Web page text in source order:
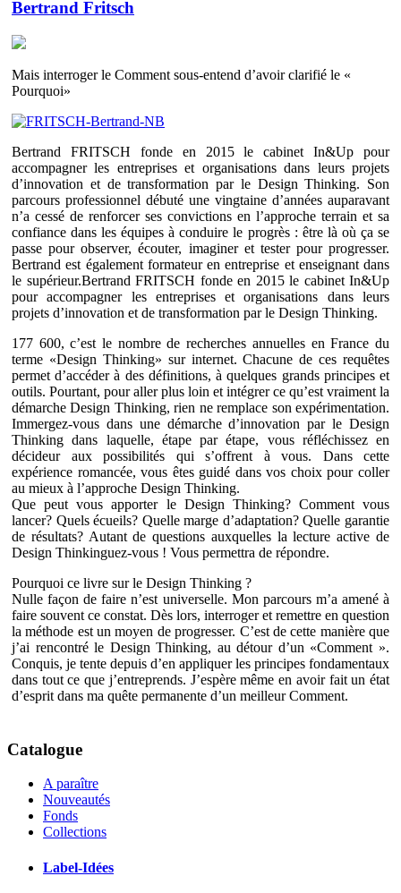
Bertrand Fritsch
Mais interroger le Comment sous-entend d’avoir clarifié le «
Pourquoi»
Bertrand FRITSCH fonde en 2015 le cabinet In&Up pour
accompagner les entreprises et organisations dans leurs projets
d’innovation et de transformation par le Design Thinking. Son
parcours professionnel débuté une vingtaine d’années auparavant
n’a cessé de renforcer ses convictions en l’approche terrain et sa
confiance dans les équipes à conduire le progrès : être là où ça se
passe pour observer, écouter, imaginer et tester pour progresser.
Bertrand est également formateur en entreprise et enseignant dans
le supérieur.Bertrand FRITSCH fonde en 2015 le cabinet In&Up
pour accompagner les entreprises et organisations dans leurs
projets d’innovation et de transformation par le Design Thinking.
177 600, c’est le nombre de recherches annuelles en France du
terme «Design Thinking» sur internet. Chacune de ces requêtes
permet d’accéder à des définitions, à quelques grands principes et
outils. Pourtant, pour aller plus loin et intégrer ce qu’est vraiment la
démarche Design Thinking, rien ne remplace son expérimentation.
Immergez-vous dans une démarche d’innovation par le Design
Thinking dans laquelle, étape par étape, vous réfléchissez en
décideur aux possibilités qui s’offrent à vous. Dans cette
expérience romancée, vous êtes guidé dans vos choix pour coller
au mieux à l’approche Design Thinking.
Que peut vous apporter le Design Thinking? Comment vous
lancer? Quels écueils? Quelle marge d’adaptation? Quelle garantie
de résultats? Autant de questions auxquelles la lecture active de
Design Thinkinguez-vous ! Vous permettra de répondre.
Pourquoi ce livre sur le Design Thinking ?
Nulle façon de faire n’est universelle. Mon parcours m’a amené à
faire souvent ce constat. Dès lors, interroger et remettre en question
la méthode est un moyen de progresser. C’est de cette manière que
j’ai rencontré le Design Thinking, au détour d’un «Comment ».
Conquis, je tente depuis d’en appliquer les principes fondamentaux
dans tout ce que j’entreprends. J’espère même en avoir fait un état
d’esprit dans ma quête permanente d’un meilleur Comment.
Catalogue
A paraître
Nouveautés
Fonds
Collections
Label-Idées